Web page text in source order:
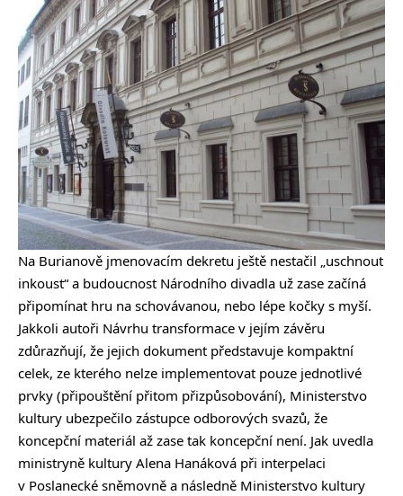
Na Burianově jmenovacím dekretu ještě nestačil „uschnout
inkoust“ a budoucnost Národního divadla už zase začíná
připomínat hru na schovávanou, nebo lépe kočky s myší.
Jakkoli autoři Návrhu transformace v jejím závěru
zdůrazňují, že jejich dokument představuje kompaktní
celek, ze kterého nelze implementovat pouze jednotlivé
prvky (připouštění přitom přizpůsobování), Ministerstvo
kultury ubezpečilo zástupce odborových svazů, že
koncepční materiál až zase tak koncepční není. Jak uvedla
ministryně kultury Alena Hanáková při interpelaci
v Poslanecké sněmovně a následně Ministerstvo kultury